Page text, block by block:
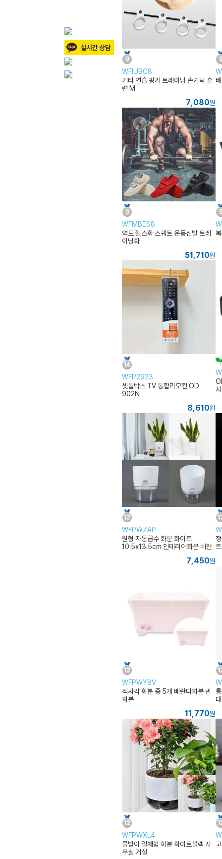
WFIUBC8
기타 연습 핑거 트레이닝 손가락 훈
련 M
7,080원
WFMBES8
역도 헬스화 스쿼트 운동신발 트레
이닝화
51,710원
WFP2923
셋톱박스 TV 통합리모컨 OD
902N
8,610원
WFPWZAP
원형 자동급수 화분 화이트
10.5x13.5cm 인테리어화분 베란
7,450원
WFPWY8V
직사각 화분 중 5개 베란다화분 빈
화분
11,770원
WFPWXL4
물받이 일체형 화분 화이트블랙 사
무실 거실